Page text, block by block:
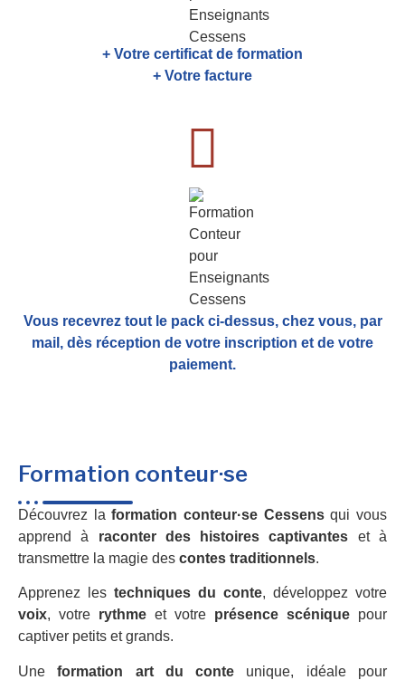
+ Votre certificat de formation
+ Votre facture
Vous recevrez tout le pack ci-dessus, chez vous, par
mail, dès réception de votre inscription et de votre
paiement.
Formation conteur·se
Découvrez laformation conteur·se Cessensqui vous
apprend à raconter des histoires captivantes et à
transmettre la magie des contes traditionnels.
Apprenez les techniques du conte, développez votre
voix, votre rythme et votre présence scénique pour
captiver petits et grands.
Uneformation art du conte unique, idéale pour